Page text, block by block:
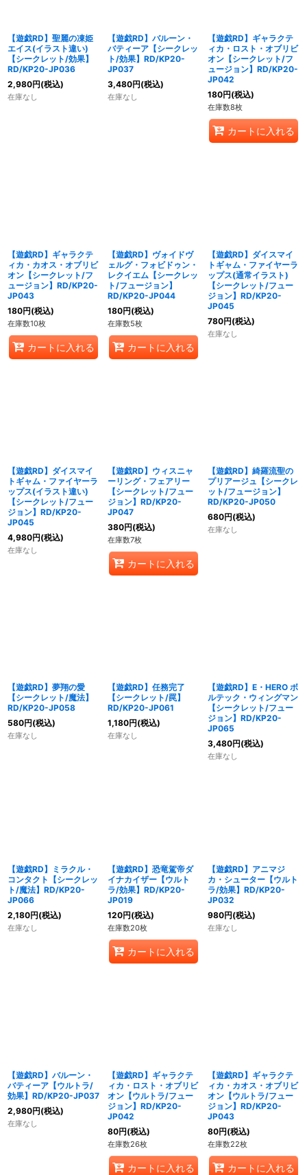
【遊戯RD】聖麗の凍姫
エイス(イラスト違い)
【シークレット/効果】
RD/KP20-JP036
2,980円(税込)
在庫なし
【遊戯RD】バルーン・
バティーア【シークレッ
ト/効果】RD/KP20-
JP037
3,480円(税込)
在庫なし
【遊戯RD】ギャラクテ
ィカ・ロスト・オブリビ
オン【シークレット/フ
ュージョン】RD/KP20-
JP042
180円(税込)
在庫数8枚
カートに入れる
【遊戯RD】ギャラクテ
ィカ・カオス・オブリビ
オン【シークレット/フ
ュージョン】RD/KP20-
JP043
180円(税込)
在庫数10枚
カートに入れる
【遊戯RD】ヴォイドヴ
ェルグ・フォビドゥン・
レクイエム【シークレッ
ト/フュージョン】
RD/KP20-JP044
180円(税込)
在庫数5枚
カートに入れる
【遊戯RD】ダイスマイ
トギャム・ファイヤーラ
ップス(通常イラスト)
【シークレット/フュー
ジョン】RD/KP20-
JP045
780円(税込)
在庫なし
【遊戯RD】ダイスマイ
トギャム・ファイヤーラ
ップス(イラスト違い)
【シークレット/フュー
ジョン】RD/KP20-
JP045
4,980円(税込)
在庫なし
【遊戯RD】ウィスニャ
ーリング・フェアリー
【シークレット/フュー
ジョン】RD/KP20-
JP047
380円(税込)
在庫数7枚
カートに入れる
【遊戯RD】綺羅流聖の
プリアージュ【シークレ
ット/フュージョン】
RD/KP20-JP050
680円(税込)
在庫なし
【遊戯RD】夢翔の愛
【シークレット/魔法】
RD/KP20-JP058
580円(税込)
在庫なし
【遊戯RD】任務完了
【シークレット/罠】
RD/KP20-JP061
1,180円(税込)
在庫なし
【遊戯RD】E・HERO ボ
ルテック・ウィングマン
【シークレット/フュー
ジョン】RD/KP20-
JP065
3,480円(税込)
在庫なし
【遊戯RD】ミラクル・
コンタクト【シークレッ
ト/魔法】RD/KP20-
JP066
2,180円(税込)
在庫なし
【遊戯RD】恐竜駕帝ダ
イナカイザー【ウルト
ラ/効果】RD/KP20-
JP019
120円(税込)
在庫数20枚
カートに入れる
【遊戯RD】アニマジ
カ・シューター【ウルト
ラ/効果】RD/KP20-
JP032
980円(税込)
在庫なし
【遊戯RD】バルーン・
バティーア【ウルトラ/
効果】RD/KP20-JP037
2,980円(税込)
在庫なし
【遊戯RD】ギャラクテ
ィカ・ロスト・オブリビ
オン【ウルトラ/フュー
ジョン】RD/KP20-
JP042
80円(税込)
在庫数26枚
カートに入れる
【遊戯RD】ギャラクテ
ィカ・カオス・オブリビ
オン【ウルトラ/フュー
ジョン】RD/KP20-
JP043
80円(税込)
在庫数22枚
カートに入れる